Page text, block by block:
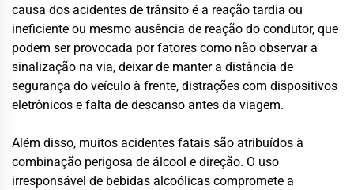
causa dos acidentes de trânsito é a reação tardia ou
ineficiente ou mesmo ausência de reação do condutor, que
podem ser provocada por fatores como não observar a
sinalização na via, deixar de manter a distância de
segurança do veículo à frente, distrações com dispositivos
eletrônicos e falta de descanso antes da viagem.
Além disso, muitos acidentes fatais são atribuídos à
combinação perigosa de álcool e direção. O uso
irresponsável de bebidas alcoólicas compromete a